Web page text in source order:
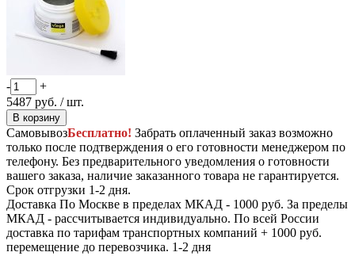
-
+
5487 руб. / шт.
В корзину
СамовывозБесплатно! Забрать оплаченный заказ возможно
только после подтверждения о его готовности менеджером по
телефону. Без предварительного уведомления о готовности
вашего заказа, наличие заказанного товара не гарантируется.
Срок отгрузки 1-2 дня.
Доставка По Москве в пределах МКАД - 1000 руб. За пределы
МКАД - рассчитывается индивидуально. По всей России
доставка по тарифам транспортных компаний + 1000 руб.
перемещение до перевозчика. 1-2 дня